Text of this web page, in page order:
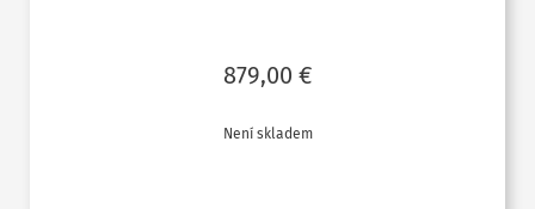
879,00 €
Není skladem